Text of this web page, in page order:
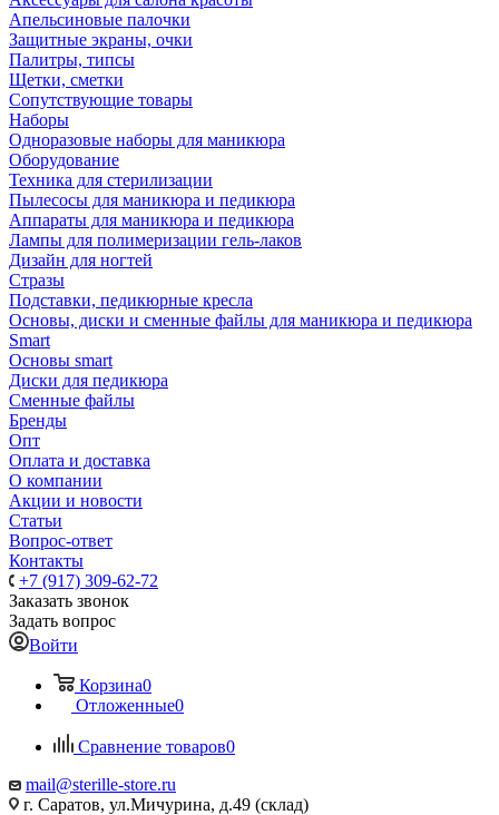
Апельсиновые палочки
Защитные экраны, очки
Палитры, типсы
Щетки, сметки
Сопутствующие товары
Наборы
Одноразовые наборы для маникюра
Оборудование
Техника для стерилизации
Пылесосы для маникюра и педикюра
Аппараты для маникюра и педикюра
Лампы для полимеризации гель-лаков
Дизайн для ногтей
Стразы
Подставки, педикюрные кресла
Основы, диски и сменные файлы для маникюра и педикюра
Smart
Основы smart
Диски для педикюра
Сменные файлы
Бренды
Опт
Оплата и доставка
О компании
Акции и новости
Статьи
Вопрос-ответ
Контакты
+7 (917) 309-62-72
Заказать звонок
Задать вопрос
Войти
Корзина0
Отложенные0
Сравнение товаров0
mail@sterille-store.ru
г. Саратов, ул.Мичурина, д.49 (склад)